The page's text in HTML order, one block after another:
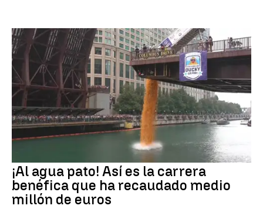
¡Al agua pato! Así es la carrera
benéfica que ha recaudado medio
millón de euros